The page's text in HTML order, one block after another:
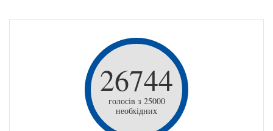
26744
голосів з 25000
необхідних